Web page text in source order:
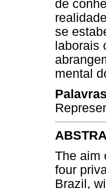
de
se
laborais
mental
The aim
four
Brazil,